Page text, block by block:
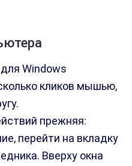
Windows
кликов мышью,
прежняя:
перейти на вкладку
Вверху окна